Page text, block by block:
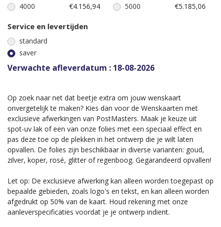
4000
€4.156,94 5000 €5.185,06
Service en levertijden
standard
saver
Verwachte afleverdatum : 18-08-2026
Op zoek naar net dat beetje extra om jouw wenskaart
onvergetelijk te maken? Kies dan voor de Wenskaarten met
exclusieve afwerkingen van PostMasters. Maak je keuze uit
spot-uv lak of een van onze folies met een speciaal effect en
pas deze toe op de plekken in het ontwerp die je wilt laten
opvallen. De folies zijn beschikbaar in diverse varianten: goud,
zilver, koper, rosé, glitter of regenboog. Gegarandeerd opvallen!
Let op: De exclusieve afwerking kan alleen worden toegepast op
bepaalde gebieden, zoals logo's en tekst, en kan alleen worden
afgedrukt op 50% van de kaart. Houd rekening met onze
aanleverspecificaties voordat je je ontwerp indient.